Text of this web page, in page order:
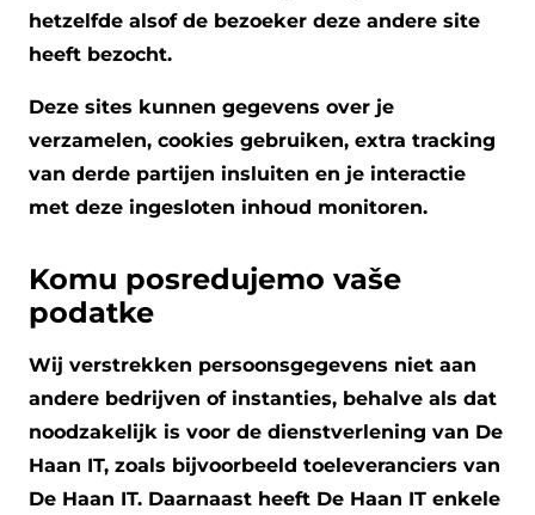
hetzelfde alsof de bezoeker deze andere site
heeft bezocht.
Deze sites kunnen gegevens over je
verzamelen, cookies gebruiken, extra tracking
van derde partijen insluiten en je interactie
met deze ingesloten inhoud monitoren.
Komu posredujemo vaše
podatke
Wij verstrekken persoonsgegevens niet aan
andere bedrijven of instanties, behalve als dat
noodzakelijk is voor de dienstverlening van De
Haan IT, zoals bijvoorbeeld toeleveranciers van
De Haan IT. Daarnaast heeft De Haan IT enkele